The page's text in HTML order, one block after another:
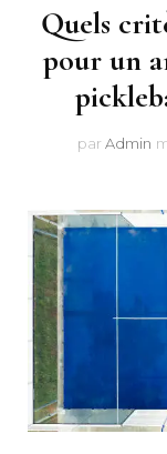
Quels
pour un
par Admin